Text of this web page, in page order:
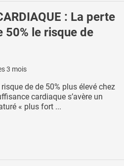
: La perte
50% le risque de
3 mois
de de 50% plus élevé chez
cardiaque s’avère un
« plus fort ...